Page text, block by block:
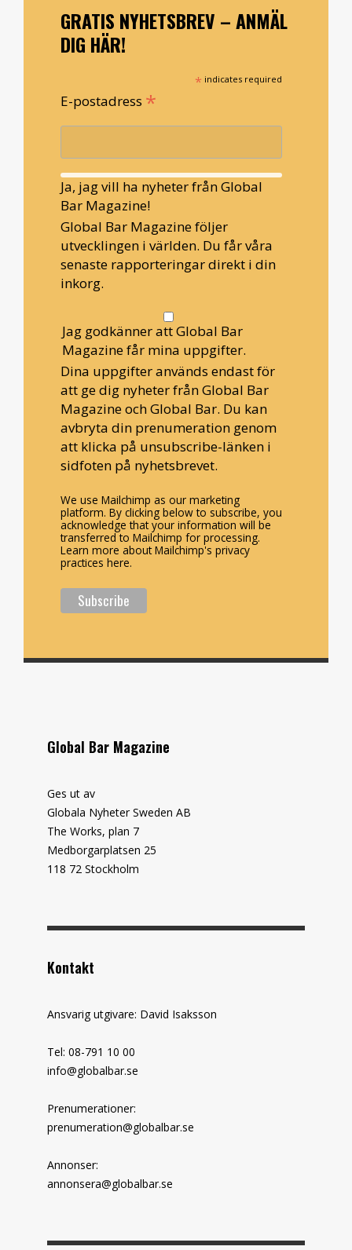
GRATIS NYHETSBREV – ANMÄL
DIG HÄR!
* indicates required
E-postadress *
Ja, jag vill ha nyheter från Global
Bar Magazine!
Global Bar Magazine följer
utvecklingen i världen. Du får våra
senaste rapporteringar direkt i din
inkorg.
Jag godkänner att Global Bar
Magazine får mina uppgifter.
Dina uppgifter används endast för
att ge dig nyheter från Global Bar
Magazine och Global Bar. Du kan
avbryta din prenumeration genom
att klicka på unsubscribe-länken i
sidfoten på nyhetsbrevet.
We use Mailchimp as our marketing
platform. By clicking below to subscribe, you
acknowledge that your information will be
transferred to Mailchimp for processing.
Learn more about Mailchimp's privacy
practices here.
Global Bar Magazine
Ges ut av
Globala Nyheter Sweden AB
The Works, plan 7
Medborgarplatsen 25
118 72 Stockholm
Kontakt
Ansvarig utgivare: David Isaksson
Tel: 08-791 10 00
info@globalbar.se
Prenumerationer:
prenumeration@globalbar.se
Annonser:
annonsera@globalbar.se